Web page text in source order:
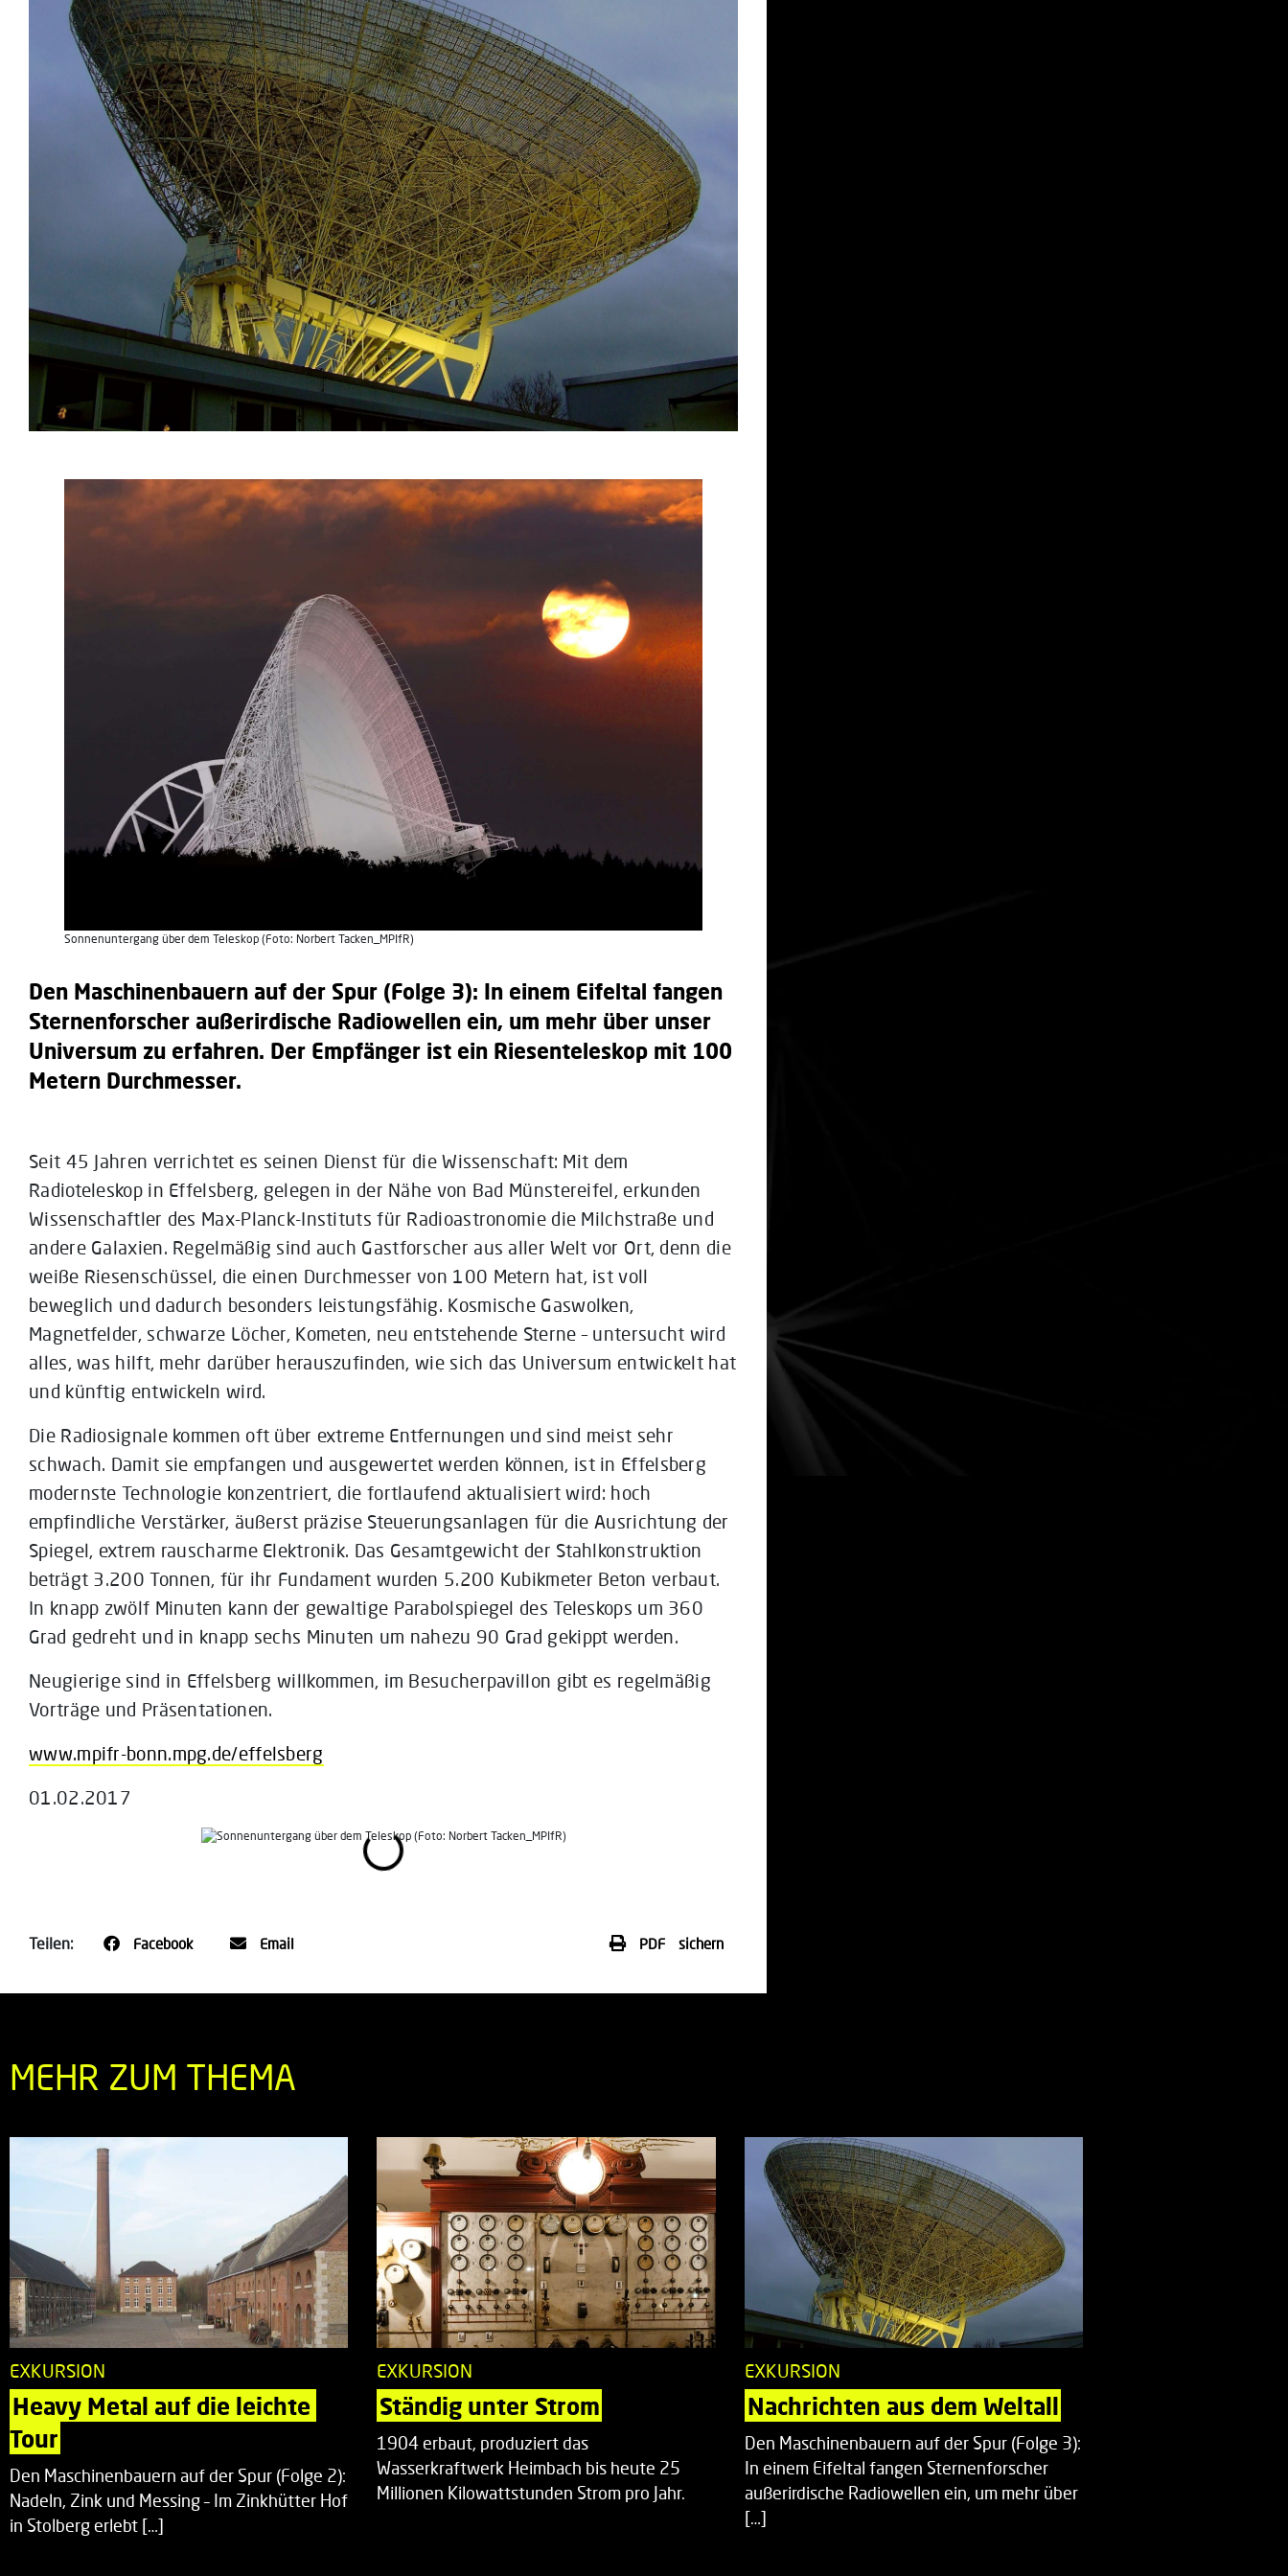
Sonnenuntergang über dem Teleskop (Foto: Norbert Tacken_MPIfR)
Den Maschinenbauern auf der Spur (Folge 3): In einem Eifeltal fangen
Sternenforscher außerirdische Radiowellen ein, um mehr über unser
Universum zu erfahren. Der Empfänger ist ein Riesenteleskop mit 100
Metern Durchmesser.
Seit 45 Jahren verrichtet es seinen Dienst für die Wissenschaft: Mit dem
Radioteleskop in Effelsberg, gelegen in der Nähe von Bad Münstereifel, erkunden
Wissenschaftler des Max-Planck-Instituts für Radioastronomie die Milchstraße und
andere Galaxien. Regelmäßig sind auch Gastforscher aus aller Welt vor Ort, denn die
weiße Riesenschüssel, die einen Durchmesser von 100 Metern hat, ist voll
beweglich und dadurch besonders leistungsfähig. Kosmische Gaswolken,
Magnetfelder, schwarze Löcher, Kometen, neu entstehende Sterne – untersucht wird
alles, was hilft, mehr darüber herauszufinden, wie sich das Universum entwickelt hat
und künftig entwickeln wird.
Die Radiosignale kommen oft über extreme Entfernungen und sind meist sehr
schwach. Damit sie empfangen und ausgewertet werden können, ist in Effelsberg
modernste Technologie konzentriert, die fortlaufend aktualisiert wird: hoch
empfindliche Verstärker, äußerst präzise Steuerungsanlagen für die Ausrichtung der
Spiegel, extrem rauscharme Elektronik. Das Gesamtgewicht der Stahlkonstruktion
beträgt 3.200 Tonnen, für ihr Fundament wurden 5.200 Kubikmeter Beton verbaut.
In knapp zwölf Minuten kann der gewaltige Parabolspiegel des Teleskops um 360
Grad gedreht und in knapp sechs Minuten um nahezu 90 Grad gekippt werden.
Neugierige sind in Effelsberg willkommen, im Besucherpavillon gibt es regelmäßig
Vorträge und Präsentationen.
www.mpifr-bonn.mpg.de/effelsberg
01.02.2017
Teilen: Facebook Email PDF sichern
MEHR ZUM THEMA
EXKURSION
Heavy Metal auf die leichte
Tour
Den Maschinenbauern auf der Spur (Folge 2):
Nadeln, Zink und Messing – Im Zinkhütter Hof
in Stolberg erlebt […]
EXKURSION
Ständig unter Strom
1904 erbaut, produziert das
Wasserkraftwerk Heimbach bis heute 25
Millionen Kilowattstunden Strom pro Jahr.
EXKURSION
Nachrichten aus dem Weltall
Den Maschinenbauern auf der Spur (Folge 3):
In einem Eifeltal fangen Sternenforscher
außerirdische Radiowellen ein, um mehr über
[…]